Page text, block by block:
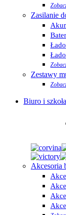
Zasilanie
Zestawy
Biuro i szkoła
Akcesoria